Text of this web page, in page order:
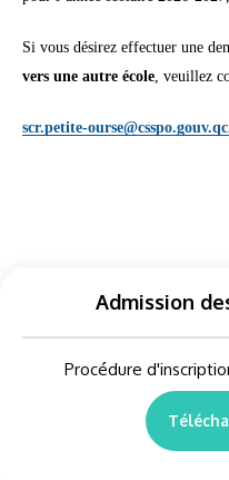
Si vous désirez effectuer une
vers une autre école, veuillez
scr.petite-
Admission
Procédure